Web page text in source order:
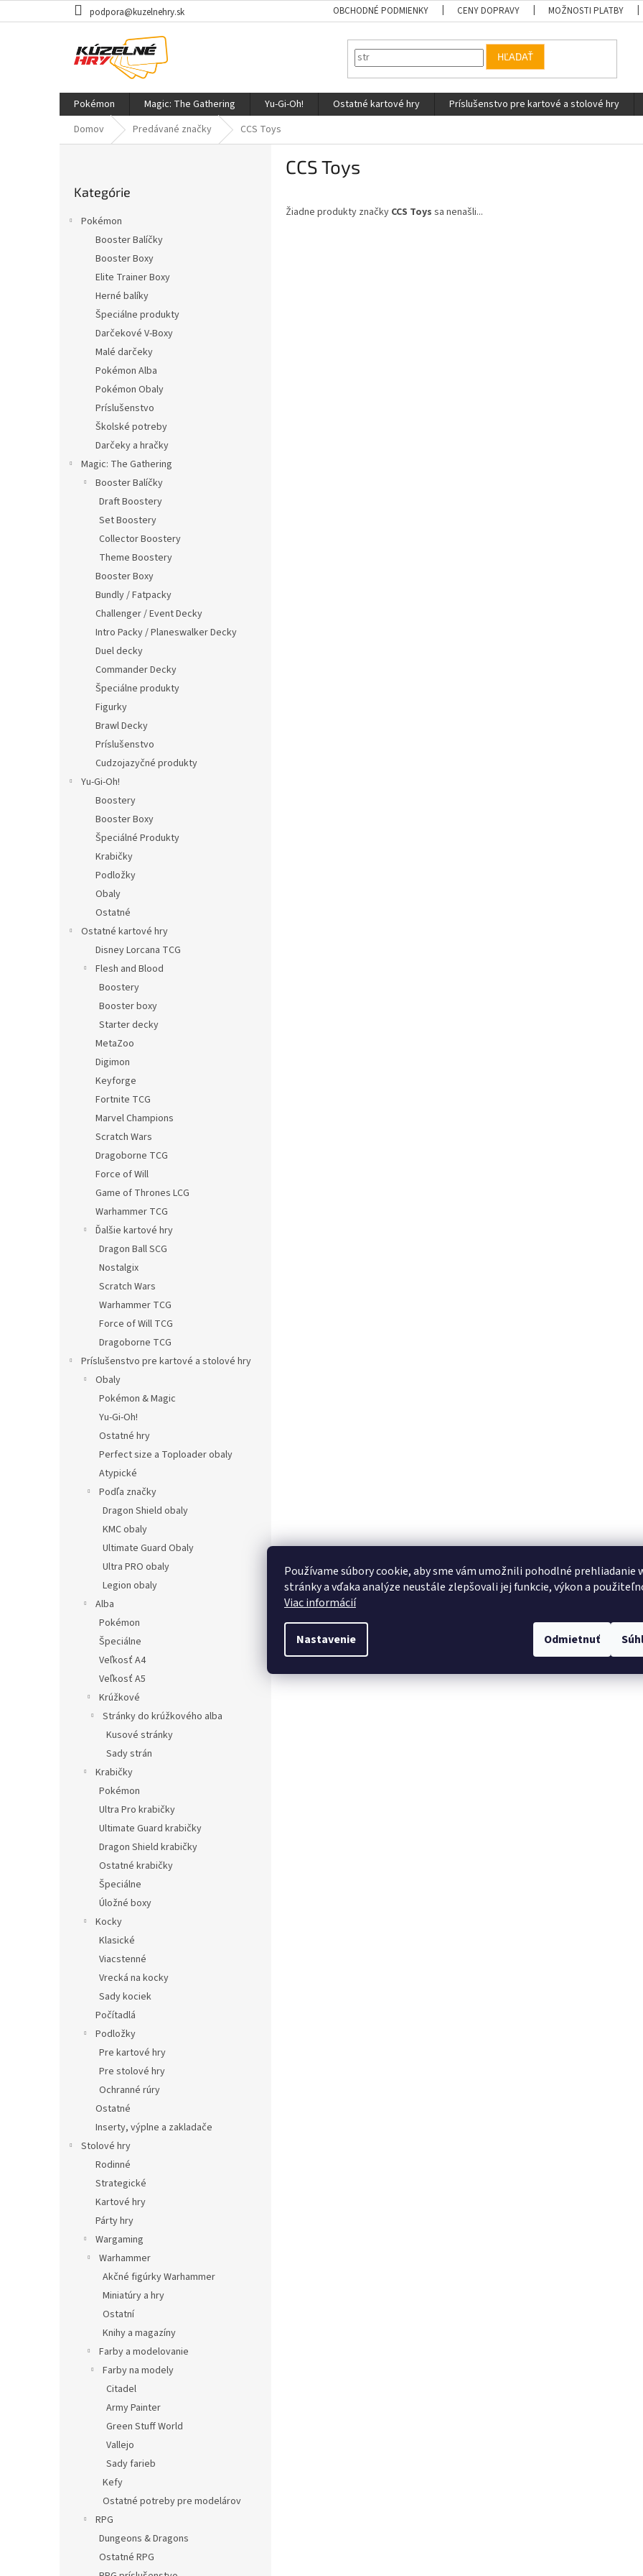
Používame súbory cookie, aby sme vám umožnili pohodlné prehliadanie
stránky a vďaka analýze neustále zlepšovali jej funkcie, výkon a
Viac informácií
Nastavenie Odmietnuť
na
podpora@kuzelnehry.sk OBCHODNÉ PODMIENKY CENY DOPRAVY MOŽNOSTI PLATBY
HĽADAŤ
Pokémon Magic: The Gathering Yu-Gi-Oh! Ostatné kartové hry Príslušenstvo pre kartové a stolové hry
Domov
Predávané značky CCS Toys
kategórie
Kategórie
Pokémon
Booster Balíčky
Booster Boxy
Elite Trainer Boxy
Herné balíky
Špeciálne produkty
Darčekové V-Boxy
Malé darčeky
Pokémon Alba
Pokémon Obaly
Príslušenstvo
Školské potreby
Darčeky a hračky
Magic: The Gathering
Booster Balíčky
Draft Boostery
Set Boostery
Collector Boostery
Theme Boostery
Booster Boxy
Bundly / Fatpacky
Challenger / Event Decky
Intro Packy / Planeswalker Decky
Duel decky
Commander Decky
Špeciálne produkty
Figurky
Brawl Decky
Príslušenstvo
Cudzojazyčné produkty
Yu-Gi-Oh!
Boostery
Booster Boxy
Špeciálné Produkty
Krabičky
Podložky
Obaly
Ostatné
Ostatné kartové hry
Disney Lorcana TCG
Flesh and Blood
Boostery
Booster boxy
Starter decky
MetaZoo
Digimon
Keyforge
Fortnite TCG
Marvel Champions
Scratch Wars
Dragoborne TCG
Force of Will
Game of Thrones LCG
Warhammer TCG
Ďalšie kartové hry
Dragon Ball SCG
Nostalgix
Scratch Wars
Warhammer TCG
Force of Will TCG
Dragoborne TCG
Príslušenstvo pre kartové a stolové hry
Obaly
Pokémon & Magic
Yu-Gi-Oh!
Ostatné hry
Perfect size a Toploader obaly
Atypické
Podľa značky
Dragon Shield obaly
KMC obaly
Ultimate Guard Obaly
Ultra PRO obaly
Legion obaly
Alba
Pokémon
Špeciálne
Veľkosť A4
Veľkosť A5
Krúžkové
Stránky do krúžkového alba
Kusové stránky
Sady strán
Krabičky
Pokémon
Ultra Pro krabičky
Ultimate Guard krabičky
Dragon Shield krabičky
Ostatné krabičky
Špeciálne
Úložné boxy
Kocky
Klasické
Viacstenné
Vrecká na kocky
Sady kociek
Počítadlá
Podložky
Pre kartové hry
Pre stolové hry
Ochranné rúry
Ostatné
Inserty, výplne a zakladače
Stolové hry
Rodinné
Strategické
Kartové hry
Párty hry
Wargaming
Warhammer
Akčné figúrky Warhammer
Miniatúry a hry
Ostatní
Knihy a magazíny
Farby a modelovanie
Farby na modely
Citadel
Army Painter
Green Stuff World
Vallejo
Sady farieb
Kefy
Ostatné potreby pre modelárov
RPG
Dungeons & Dragons
Ostatné RPG
CCS Toys
Žiadne produkty značky CCS Toys sa nenašli...